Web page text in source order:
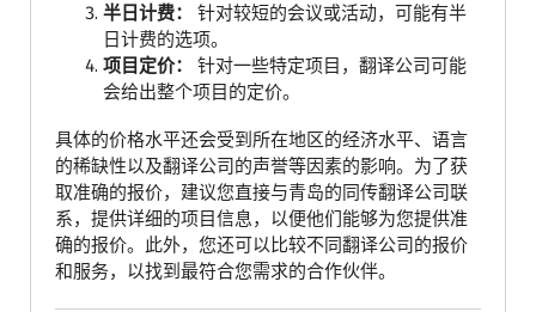
半日计费：
针对较短的会议或活动，可能有半
日计费的选项。
项目定价：
针对一些特定项目，翻译公司可能
会给出整个项目的定价。
具体的价格水平还会受到所在地区的经济水平、语言
的稀缺性以及翻译公司的声誉等因素的影响。为了获
取准确的报价，建议您直接与青岛的同传翻译公司联
系，提供详细的项目信息，以便他们能够为您提供准
确的报价。此外，您还可以比较不同翻译公司的报价
和服务，以找到最符合您需求的合作伙伴。